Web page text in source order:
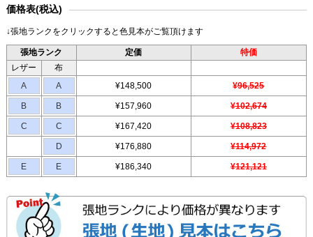
価格表(税込)
↓張地ランクをクリックすると色見本がご覧頂けます
張地ランク 定価
特価
レザー
布
A
A ¥148,500 ¥96,525
B B ¥157,960 ¥102,674
C C ¥167,420 ¥108,823
D ¥176,880 ¥114,972
E E ¥186,340 ¥121,121